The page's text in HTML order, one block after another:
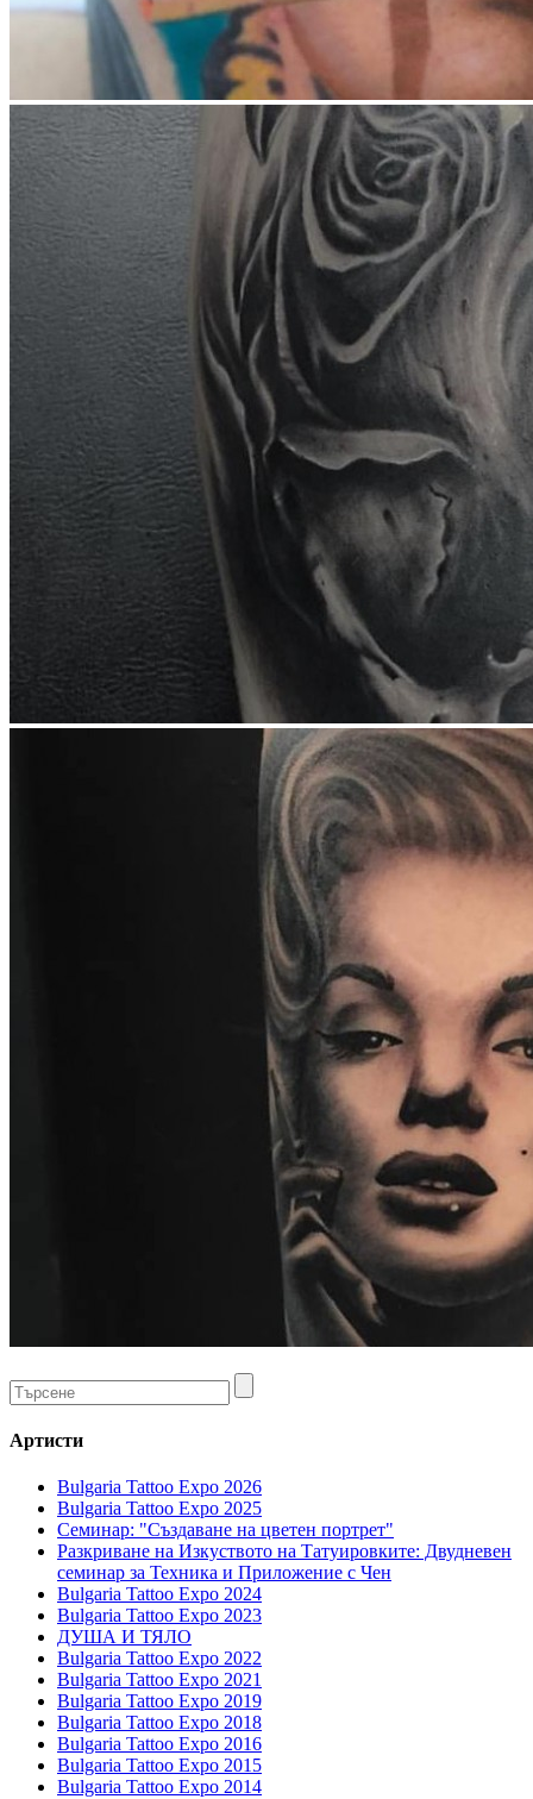
Артисти
Bulgaria Tattoo Expo 2026
Bulgaria Tattoo Expo 2025
Семинар: "Създаване на цветен портрет"
Разкриване на Изкуството на Татуировките: Двудневен
семинар за Техника и Приложение с Чен
Bulgaria Tattoo Expo 2024
Bulgaria Tattoo Expo 2023
ДУША И ТЯЛО
Bulgaria Tattoo Expo 2022
Bulgaria Tattoo Expo 2021
Bulgaria Tattoo Expo 2019
Bulgaria Tattoo Expo 2018
Bulgaria Tattoo Expo 2016
Bulgaria Tattoo Expo 2015
Bulgaria Tattoo Expo 2014